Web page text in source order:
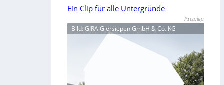
Ein Clip für alle Untergründe
Anzeige
Bild: GIRA Giersiepen GmbH & Co. KG